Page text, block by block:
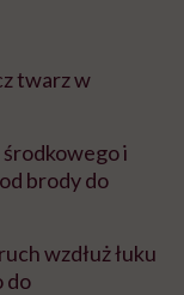
twarz w
środkowego i
brody do
wzdłuż łuku
do